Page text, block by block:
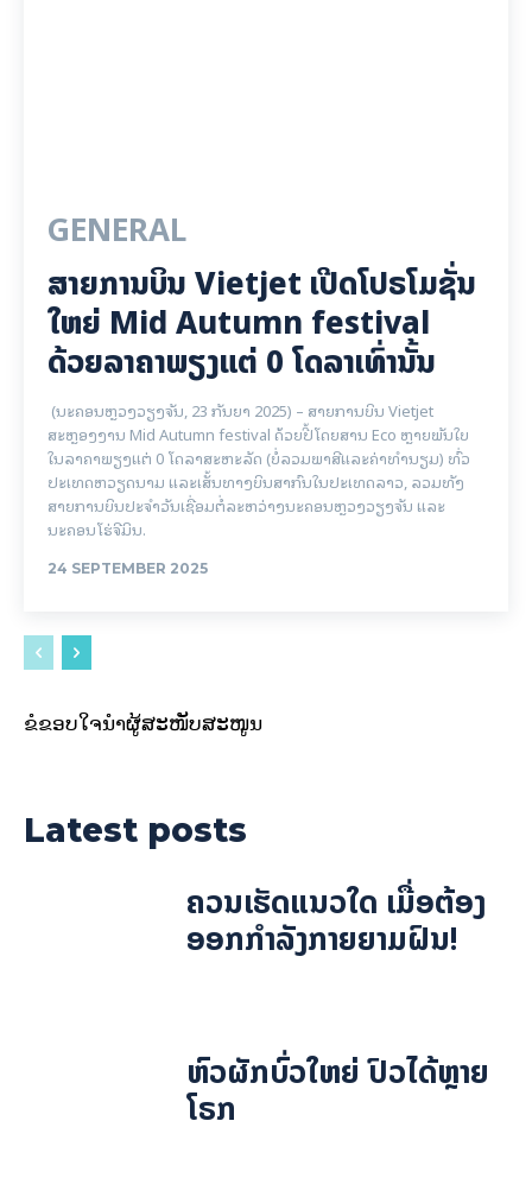
GENERAL
ສາຍການບິນ Vietjet ເປີດໂປຣໂມຊັ່ນ
ໃຫຍ່ Mid Autumn festival
ດ້ວຍລາຄາພຽງແຕ່ 0 ໂດລາເທົ່ານັ້ນ
(ນະຄອນຫຼວງວຽງຈັນ, 23 ກັນຍາ 2025) – ສາຍການບິນ Vietjet
ສະຫຼອງງານ Mid Autumn festival ດ້ວຍປີ້ໂດຍສານ Eco ຫຼາຍພັນໃບ
ໃນລາຄາພຽງແຕ່ 0 ໂດລາສະຫະລັດ (ບໍ່ລວມພາສີແລະຄ່າທໍານຽມ) ທົ່ວ
ປະເທດຫວຽດນາມ ແລະເສັ້ນທາງບິນສາກົນໃນປະເທດລາວ, ລວມທັງ
ສາຍການບິນປະຈໍາວັນເຊື່ອມຕໍ່ລະຫວ່າງນະຄອນຫຼວງວຽງຈັນ ແລະ
ນະຄອນໂຮ່ຈີມິນ.
24 SEPTEMBER 2025
ຂໍຂອບໃຈນຳຜູ້ສະໜັບສະໜູນ
Latest posts
ຄວນເຮັດແນວໃດ ເມື່ອຕ້ອງ
ອອກກຳລັງກາຍຍາມຝົນ!
ຫົວຜັກບົ່ວໃຫຍ່ ປົວໄດ້ຫຼາຍ
ໂຣກ